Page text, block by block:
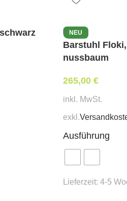
NEU
Barstuhl
nussbaum
265,00€
inkl. MwSt.
exkl.
Ausführung
Lieferzeit:4-5